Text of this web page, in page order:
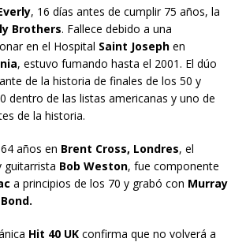
, 16 días antes de cumplir 75 años, la
Brothers. Fallece debido a una
en el Hospital Saint Joseph en
, estuvo fumando hasta el 2001. El dúo
de la historia de finales de los 50 y
dentro de las listas americanas y uno de
de la historia.
años en Brent Cross, Londres, el
guitarrista Bob Weston, fue componente
a principios de los 70 y grabó con Murray
Hit 40 UK confirma que no volverá a